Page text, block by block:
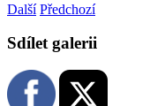
Další Předchozí
Sdílet galerii